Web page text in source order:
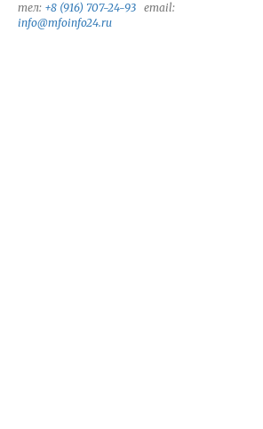
тел: +8 (916) 707-24-93 email:
info@mfoinfo24.ru